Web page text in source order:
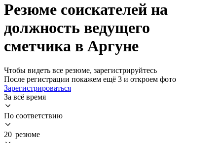
Резюме соискателей на
должность ведущего
сметчика в Аргуне
Чтобы видеть все резюме, зарегистрируйтесь
После регистрации покажем ещё 3 и откроем фото
Зарегистрироваться
За всё время
По соответствию
20 резюме